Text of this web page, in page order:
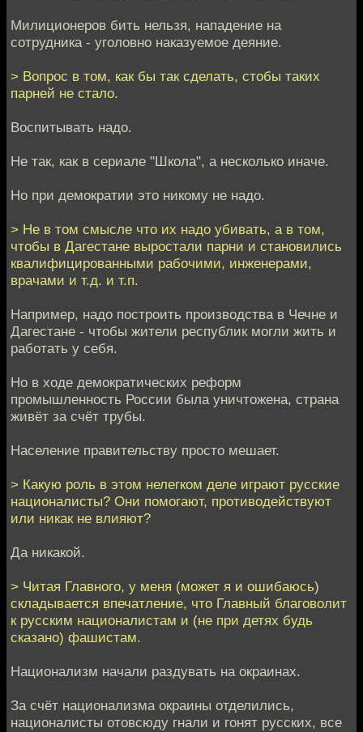
Милиционеров бить нельзя, нападение на
сотрудника - уголовно наказуемое деяние.
> Вопрос в том, как бы так сделать, стобы таких
парней не стало.
Воспитывать надо.
Не так, как в сериале "Школа", а несколько иначе.
Но при демократии это никому не надо.
> Не в том смысле что их надо убивать, а в том,
чтобы в Дагестане выростали парни и становились
квалифицированными рабочими, инженерами,
врачами и т.д. и т.п.
Например, надо построить производства в Чечне и
Дагестане - чтобы жители республик могли жить и
работать у себя.
Но в ходе демократических реформ
промышленность России была уничтожена, страна
живёт за счёт трубы.
Население правительству просто мешает.
> Какую роль в этом нелегком деле играют русские
националисты? Они помогают, противодействуют
или никак не влияют?
Да никакой.
> Читая Главного, у меня (может я и ошибаюсь)
складывается впечатление, что Главный благоволит
к русским националистам и (не при детях будь
сказано) фашистам.
Национализм начали раздувать на окраинах.
За счёт национализма окраины отделились,
националисты отовсюду гнали и гонят русских, все